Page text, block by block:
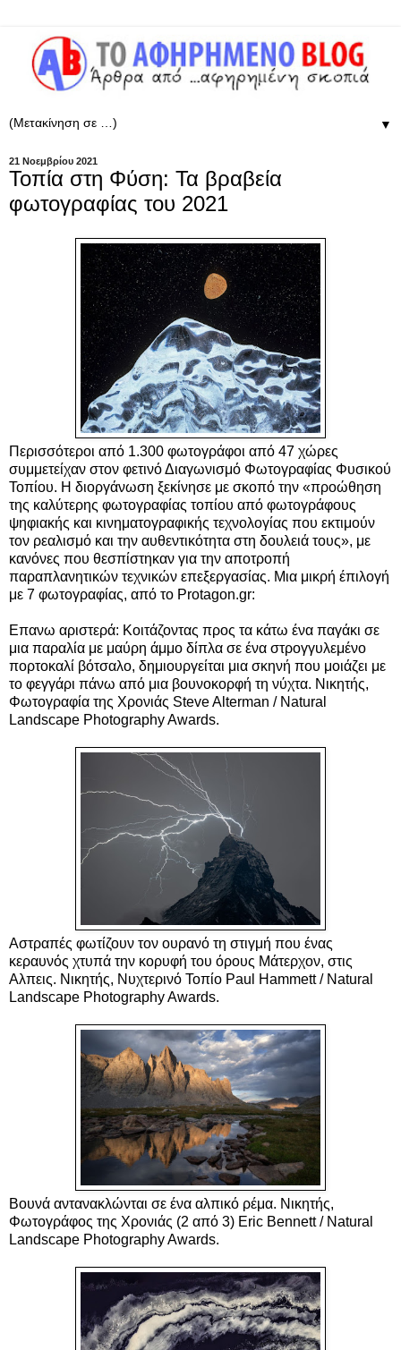
▼
21 Νοεμβρίου 2021
Τοπία στη Φύση: Τα βραβεία
φωτογραφίας του 2021
Περισσότεροι από 1.300 φωτογράφοι από 47 χώρες
συμμετείχαν στον φετινό Διαγωνισμό Φωτογραφίας Φυσικού
Τοπίου. Η διοργάνωση ξεκίνησε με σκοπό την «προώθηση
της καλύτερης φωτογραφίας τοπίου από φωτογράφους
ψηφιακής και κινηματογραφικής τεχνολογίας που εκτιμούν
τον ρεαλισμό και την αυθεντικότητα στη δουλειά τους», με
κανόνες που θεσπίστηκαν για την αποτροπή
παραπλανητικών τεχνικών επεξεργασίας. Μια μικρή έπιλογή
με 7 φωτογραφίας, από το Protagon.gr:
Επανω αριστερά: Κοιτάζοντας προς τα κάτω ένα παγάκι σε
μια παραλία με μαύρη άμμο δίπλα σε ένα στρογγυλεμένο
πορτοκαλί βότσαλο, δημιουργείται μια σκηνή που μοιάζει με
το φεγγάρι πάνω από μια βουνοκορφή τη νύχτα. Νικητής,
Φωτογραφία της Χρονιάς Steve Alterman / Natural
Landscape Photography Awards.
Αστραπές φωτίζουν τον ουρανό τη στιγμή που ένας
κεραυνός χτυπά την κορυφή του όρους Μάτερχον, στις
Αλπεις. Νικητής, Νυχτερινό Τοπίο Paul Hammett / Natural
Landscape Photography Awards.
Βουνά αντανακλώνται σε ένα αλπικό ρέμα. Νικητής,
Φωτογράφος της Χρονιάς (2 από 3) Eric Bennett / Natural
Landscape Photography Awards.